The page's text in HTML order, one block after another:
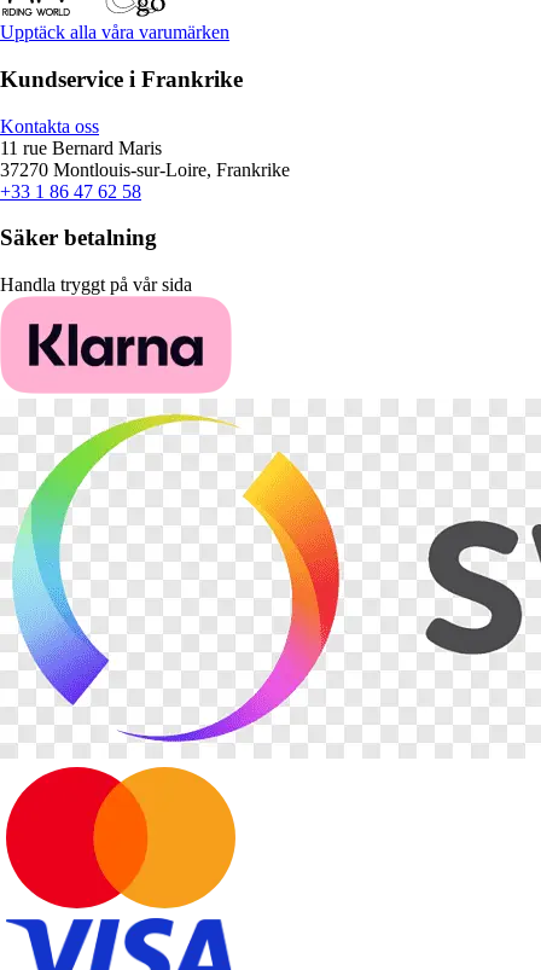
Upptäck alla våra varumärken
Kundservice i Frankrike
Kontakta oss
11 rue Bernard Maris
37270 Montlouis-sur-Loire, Frankrike
+33 1 86 47 62 58
Säker betalning
Handla tryggt på vår sida